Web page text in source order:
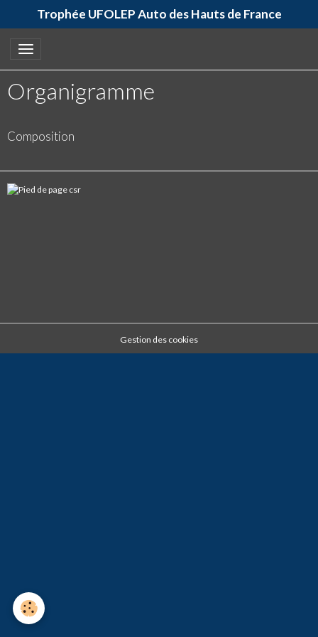
Trophée UFOLEP Auto des Hauts de France
Organigramme
Composition
Gestion des cookies